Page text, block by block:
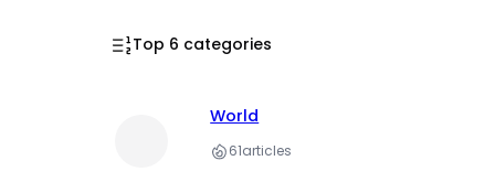
Top 6 categories
World
61articles